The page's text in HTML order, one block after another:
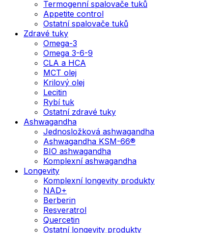
Termogenní spalovače tuků
Appetite control
Ostatní spalovače tuků
Zdravé tuky
Omega-3
Omega 3-6-9
CLA a HCA
MCT olej
Krilový olej
Lecitin
Rybí tuk
Ostatní zdravé tuky
Ashwagandha
Jednosložková ashwagandha
Ashwagandha KSM-66®
BIO ashwagandha
Komplexní ashwagandha
Longevity
Komplexní longevity produkty
NAD+
Berberin
Resveratrol
Quercetin
Ostatní longevity produkty